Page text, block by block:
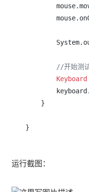
//开始测
Keyboard
    }
}
运行截图：